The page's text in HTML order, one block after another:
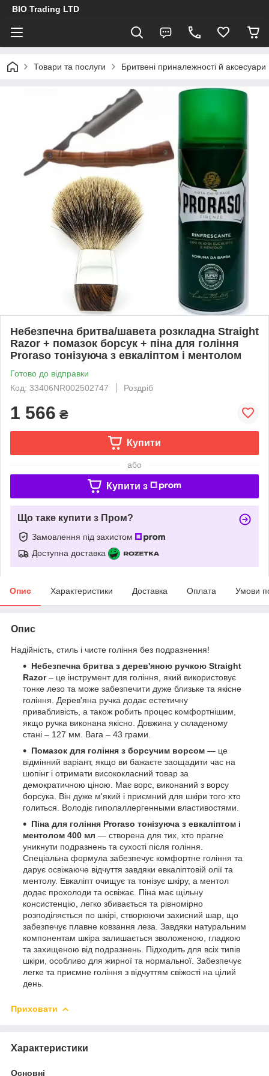
BIO Trading LTD
Товари та послуги Бритвені приналежності й аксесуари
Небезпечна бритва/шавета розкладна Straight
Razor + помазок борсук + піна для гоління
Proraso тонізуюча з евкаліптом і ментолом
Готово до відправки
Код: 33406NR002502747
Роздріб
1 566 ₴
Купити
або
Купити з
Що таке купити з Пром?
Замовлення під захистом
Доступна доставка
Опис Характеристики Доставка Оплата Умови
Опис
Надійність, стиль і чисте гоління без подразнення!
Небезпечна бритва з дерев'яною ручкою Straight
Razor– це інструмент для гоління, який використовує
тонке лезо та може забезпечити дуже близьке та якісне
гоління. Дерев'яна ручка додає естетичну
привабливість, а також робить процес комфортнішим,
якщо ручка виконана якісно. Довжина у складеному
стані – 127 мм. Вага – 43 грами.
Помазок для гоління з борсучим ворсом — це
відмінний варіант, якщо ви бажаєте заощадити час на
шопінг і отримати висококласний товар за
демократичною ціною. Має ворс, виконаний з ворсу
борсука. Він дуже м'який і приємний для шкіри того хто
голиться. Володіє гиполаллергенными властивостями.
Піна для гоління Proraso тонізуюча з евкаліптом і
ментолом 400 мл — створена для тих, хто прагне
уникнути подразнень та сухості після гоління.
Спеціальна формула забезпечує комфортне гоління та
дарує освіжаюче відчуття завдяки евкаліптовій олії та
ментолу. Евкаліпт очищує та тонізує шкіру, а ментол
додає прохолоди та освіжає. Піна має щільну
консистенцію, легко збивається та рівномірно
розподіляється по шкірі, створюючи захисний шар, що
забезпечує плавне ковзання леза. Завдяки натуральним
компонентам шкіра залишається зволоженою, гладкою
та захищеною від подразнень. Підходить для всіх типів
шкіри, особливо для жирної та нормальної. Забезпечує
легке та приємне гоління з відчуттям свіжості на цілий
день.
Приховати
Характеристики
Основні